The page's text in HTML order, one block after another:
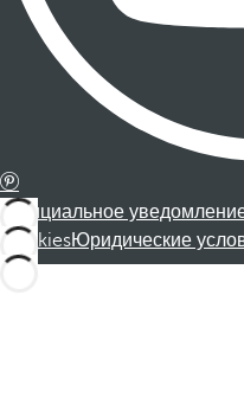
Официальное
CookiesЮридические